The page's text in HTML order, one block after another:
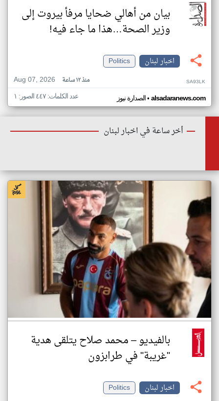
بيان من أهالي ضحايا مرفأ بيروت إلى
وزير الصحة…هذا ما جاء فيه!
اخبار لبنان
Politics
Aug 07, 2026
منذ ١٢ ساعة SA93LK
الصدارة نيوز• alsadaranews.com عدد الكلمات: ٤٤٧ الصور: ١
أخر ساعة في اخبار لبنان
بالفيديو – محمد صلاح يتلقى هدية
"غريبة" في طرابزون
اخبار لبنان
Politics